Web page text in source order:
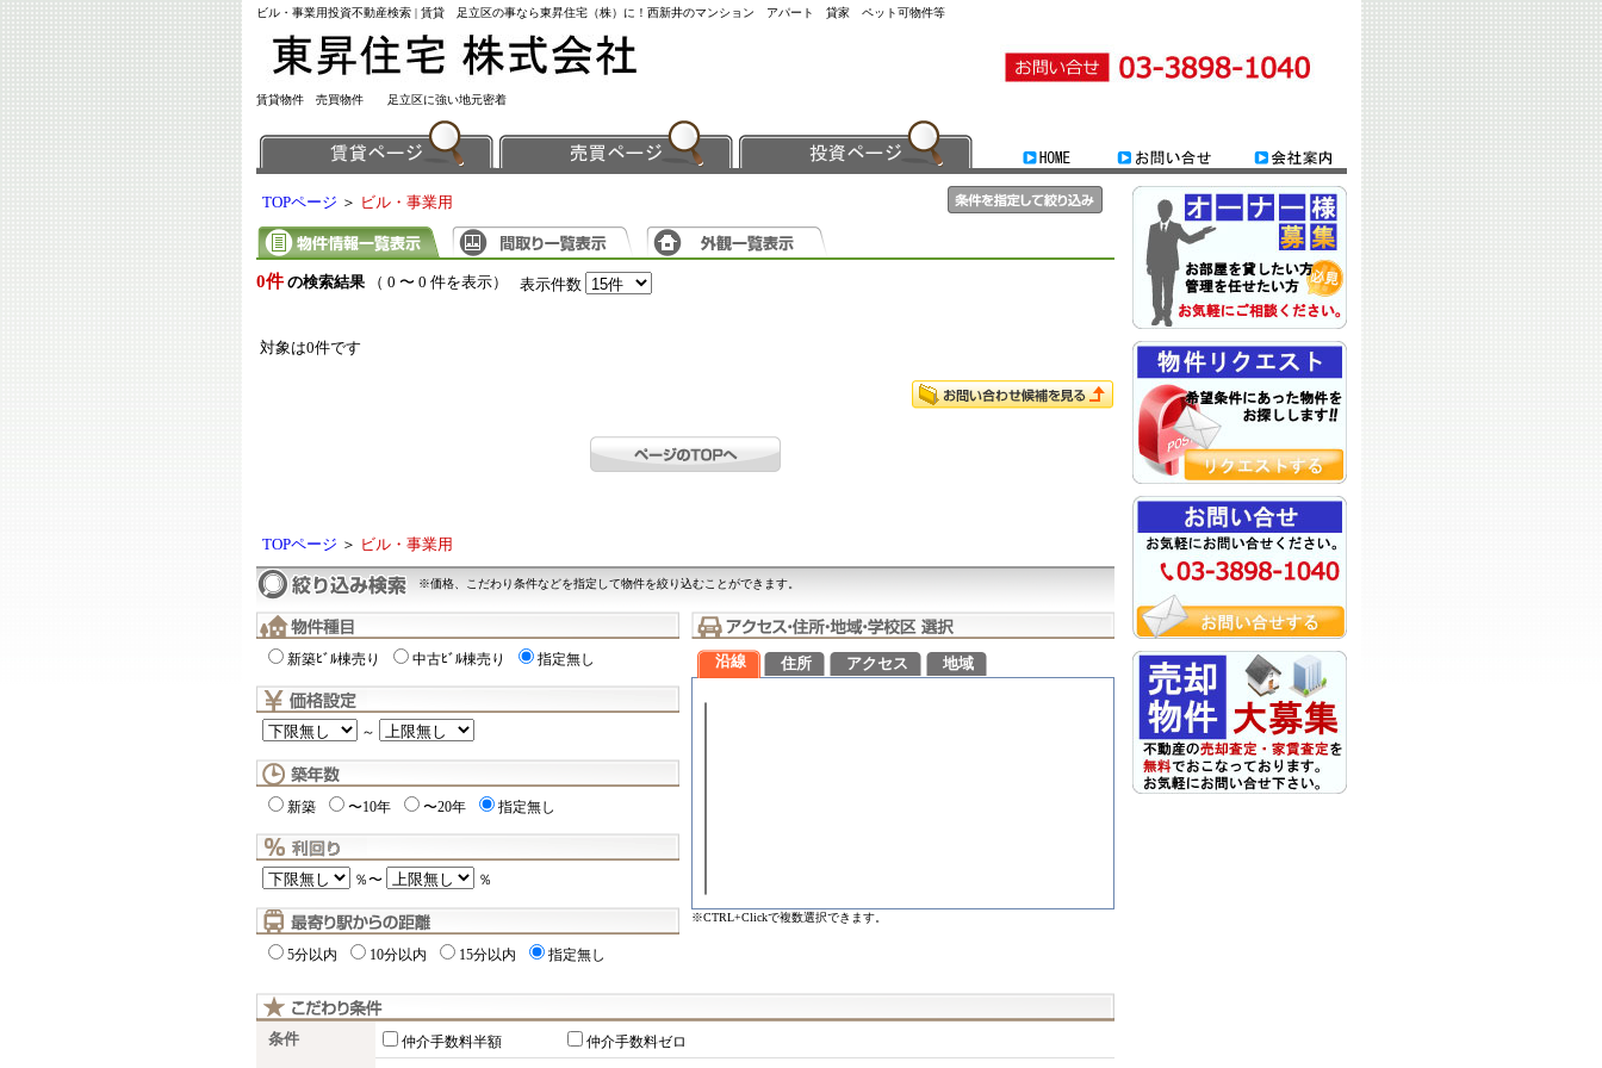
ビル・事業用投資不動産検索 | 賃貸 足立区の事なら東昇住宅（株）に！西新井のマンション アパート 貸家 ペット可物件等
賃貸物件 売買物件 足立区に強い地元密着
TOPページ ＞ ビル・事業用
0件 の検索結果（ 0 〜 0 件を表示） 表示件数
対象は0件です
TOPページ ＞ ビル・事業用
※価格、こだわり条件などを指定して物件を絞り込むことができます。
新築ﾋﾞﾙ棟売り 中古ﾋﾞﾙ棟売り 指定無し
～
新築 〜10年 〜20年 指定無し
％〜 ％
5分以内 10分以内 15分以内 指定無し
沿線 住所 アクセス 地域
※CTRL+Clickで複数選択できます。
条件 仲介手数料半額 仲介手数料ゼロ